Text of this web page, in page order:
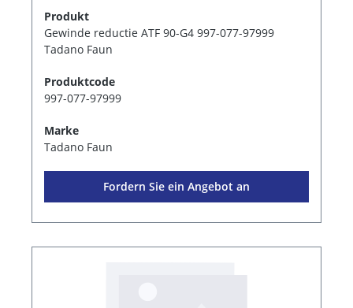
Produkt
Gewinde reductie ATF 90-G4 997-077-97999
Tadano Faun
Produktcode
997-077-97999
Marke
Tadano Faun
Fordern Sie ein Angebot an